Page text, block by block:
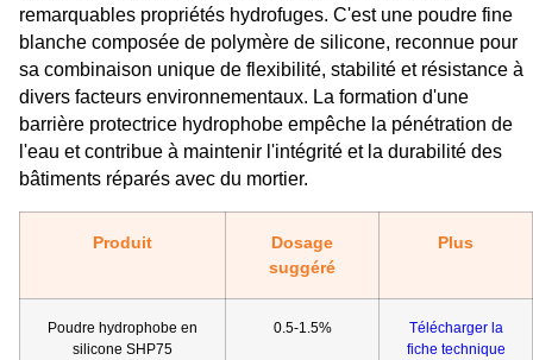
remarquables propriétés hydrofuges. C'est une poudre fine
blanche composée de polymère de silicone, reconnue pour
sa combinaison unique de flexibilité, stabilité et résistance à
divers facteurs environnementaux. La formation d'une
barrière protectrice hydrophobe empêche la pénétration de
l'eau et contribue à maintenir l'intégrité et la durabilité des
bâtiments réparés avec du mortier.
Produit
Dosage
suggéré
Plus
Poudre hydrophobe en
silicone SHP75
0.5-1.5%
Télécharger la
fiche technique